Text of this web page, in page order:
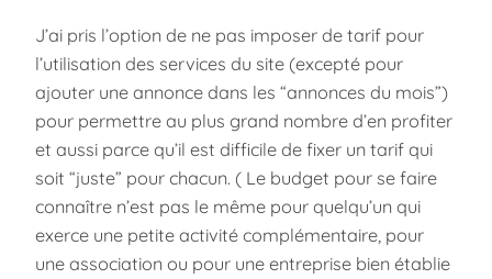
J’ai pris l’option de ne pas imposer de tarif pour
l’utilisation des services du site (excepté pour
ajouter une annonce dans les “annonces du mois”)
pour permettre au plus grand nombre d’en profiter
et aussi parce qu’il est difficile de fixer un tarif qui
soit “juste” pour chacun. ( Le budget pour se faire
connaître n’est pas le même pour quelqu’un qui
exerce une petite activité complémentaire, pour
une association ou pour une entreprise bien établie